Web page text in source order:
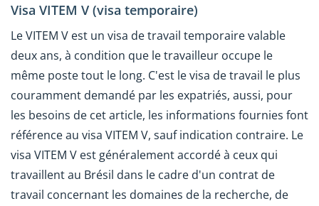
Visa VITEM V (visa temporaire)
Le VITEM V est un visa de travail temporaire valable
deux ans, à condition que le travailleur occupe le
même poste tout le long. C'est le visa de travail le plus
couramment demandé par les expatriés, aussi, pour
les besoins de cet article, les informations fournies font
référence au visa VITEM V, sauf indication contraire. Le
visa VITEM V est généralement accordé à ceux qui
travaillent au Brésil dans le cadre d'un contrat de
travail concernant les domaines de la recherche, de